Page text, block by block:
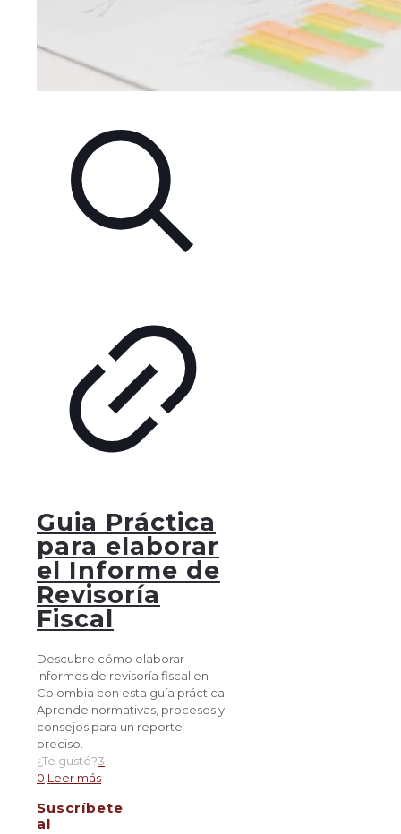
Guia Práctica
para elaborar
el Informe de
Revisoría
Fiscal
Descubre cómo elaborar
informes de revisoría fiscal en
Colombia con esta guía práctica.
Aprende normativas, procesos y
consejos para un reporte
preciso.
¿Te gustó?3
0 Leer más
Suscríbete
al